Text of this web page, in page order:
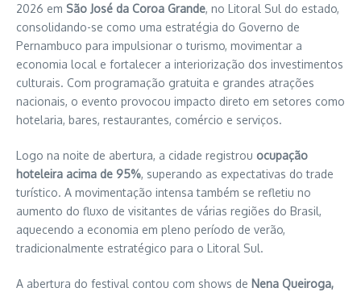
2026 em São José da Coroa Grande, no Litoral Sul do estado,
consolidando-se como uma estratégia do Governo de
Pernambuco para impulsionar o turismo, movimentar a
economia local e fortalecer a interiorização dos investimentos
culturais. Com programação gratuita e grandes atrações
nacionais, o evento provocou impacto direto em setores como
hotelaria, bares, restaurantes, comércio e serviços.
Logo na noite de abertura, a cidade registrou ocupação
hoteleira acima de 95%, superando as expectativas do trade
turístico. A movimentação intensa também se refletiu no
aumento do fluxo de visitantes de várias regiões do Brasil,
aquecendo a economia em pleno período de verão,
tradicionalmente estratégico para o Litoral Sul.
A abertura do festival contou com shows de Nena Queiroga,